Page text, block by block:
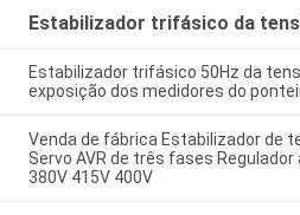
Estabilizador trifásico da
Estabilizador trifásico 50Hz da
exposição dos medidores do
Venda de fábrica Estabilizador de
Servo AVR de três fases
380V 415V 400V